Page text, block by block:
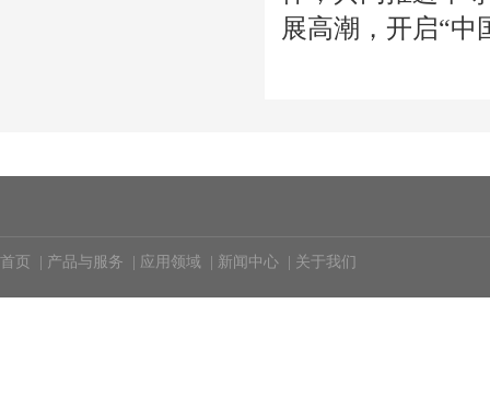
展高潮，开启“中
首页 产品与服务 应用领域 新闻中心 关于我们